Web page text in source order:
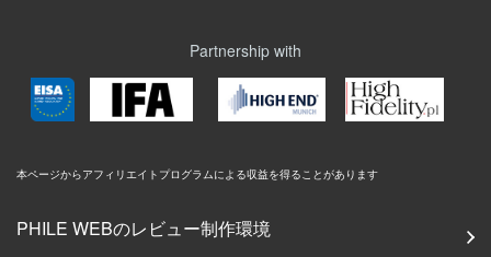
Partnership with
本ページからアフィリエイトプログラムによる収益を得ることがあります
PHILE WEBのレビュー制作環境